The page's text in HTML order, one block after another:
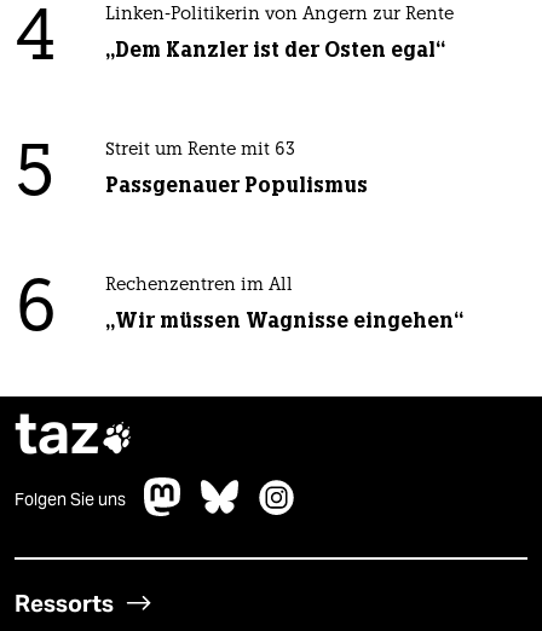
4 Linken-Politikerin von Angern zur Rente
„Dem Kanzler ist der Osten egal“
5 Streit um Rente mit 63
Passgenauer Populismus
6 Rechenzentren im All
„Wir müssen Wagnisse eingehen“
taz
Folgen Sie uns
Ressorts